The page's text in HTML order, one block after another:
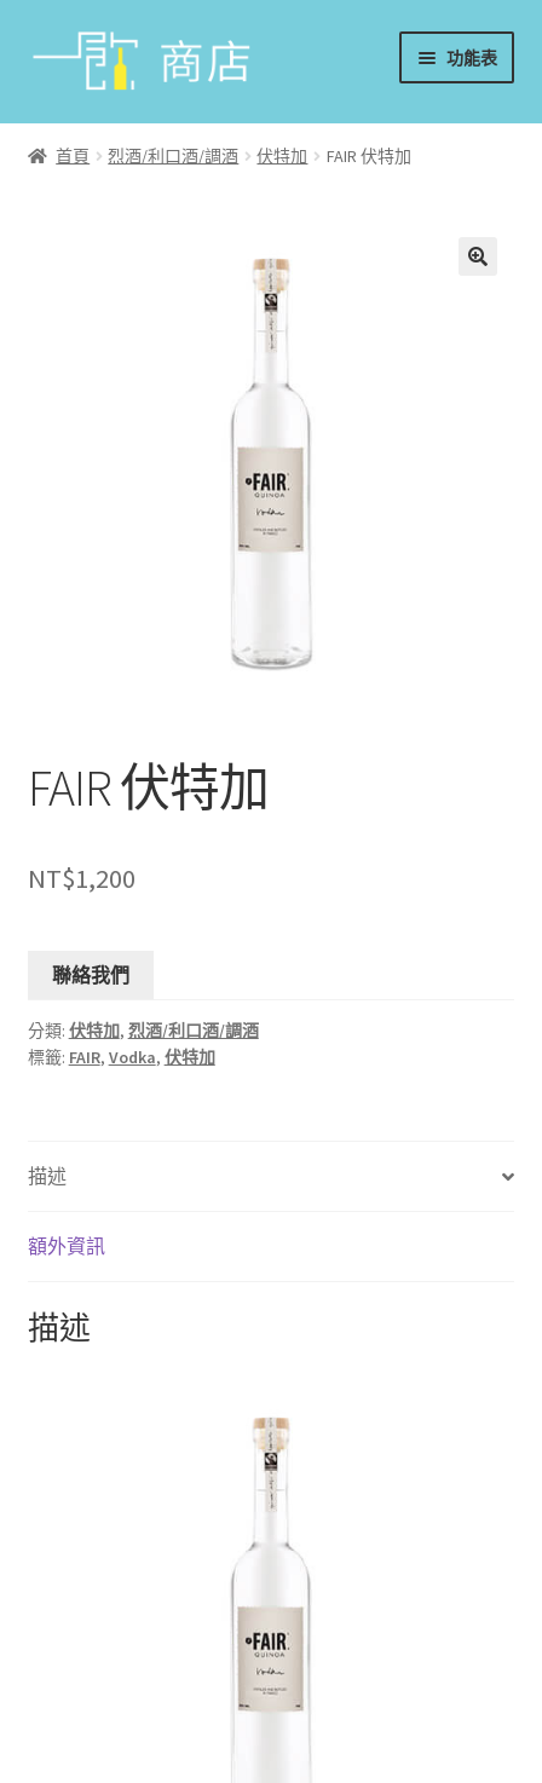
功能表
首頁
首頁 烈酒/利口酒/調酒 伏特加 FAIR 伏特加
FAIR 伏特加
NT$1,200
聯絡我們
分類: 伏特加, 烈酒/利口酒/調酒
標籤: FAIR, Vodka, 伏特加
描述
額外資訊
描述